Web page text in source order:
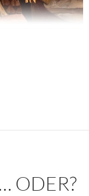
Billboard Music
ODER?